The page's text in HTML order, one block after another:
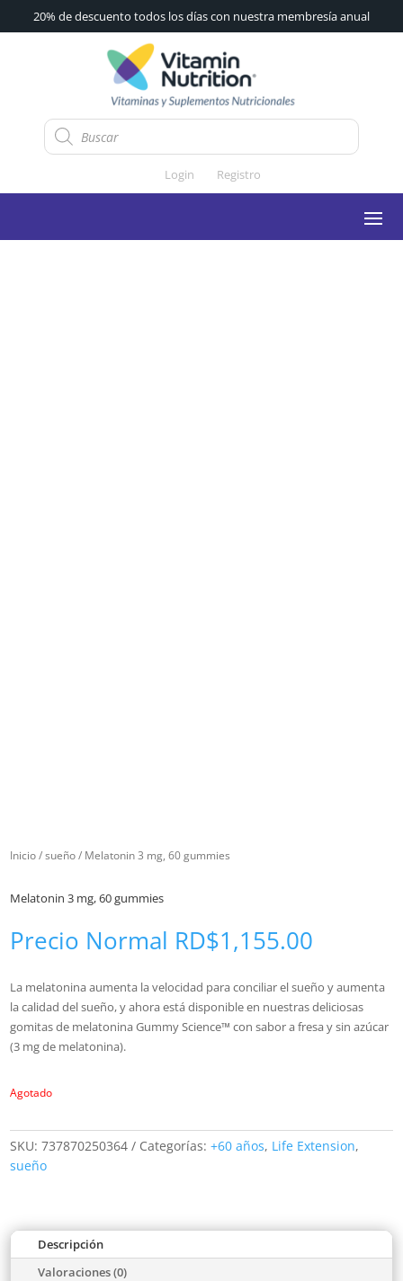
20% de descuento todos los días con nuestra membresía anual
Búsqueda
de
productos
Login
Registro
Inicio/sueño/ Melatonin 3 mg, 60 gummies
Melatonin 3 mg, 60 gummies
Precio Normal RD$1,155.00
La melatonina aumenta la velocidad para conciliar el sueño y aumenta
la calidad del sueño, y ahora está disponible en nuestras deliciosas
gomitas de melatonina Gummy Science™ con sabor a fresa y sin azúcar
(3 mg de melatonina).
Agotado
SKU:737870250364 Categorías:+60 años, Life Extension,
sueño
Descripción
Valoraciones (0)